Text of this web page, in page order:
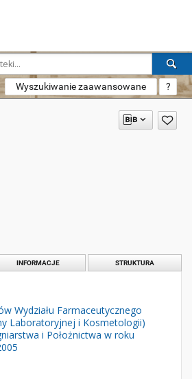
Wyszukiwanie zaawansowane ?
INFORMACJE STRUKTURA
Wydziału Farmaceutycznego
Laboratoryjnej i Kosmetologii)
i Położnictwa w roku